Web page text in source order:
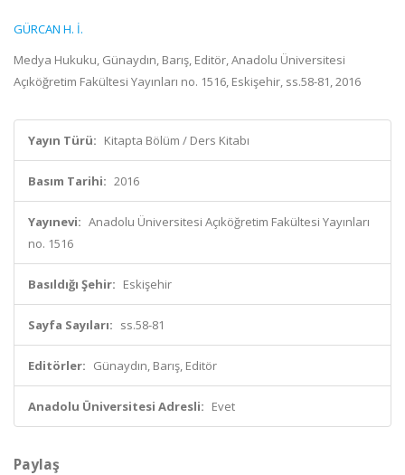
GÜRCAN H. İ.
Medya Hukuku, Günaydın, Barış, Editör, Anadolu Üniversitesi
Açıköğretim Fakültesi Yayınları no. 1516, Eskişehir, ss.58-81, 2016
Yayın Türü: Kitapta Bölüm / Ders Kitabı
Basım Tarihi: 2016
Yayınevi: Anadolu Üniversitesi Açıköğretim Fakültesi Yayınları
no. 1516
Basıldığı Şehir: Eskişehir
Sayfa Sayıları: ss.58-81
Editörler: Günaydın, Barış, Editör
Anadolu Üniversitesi Adresli: Evet
Paylaş